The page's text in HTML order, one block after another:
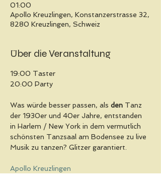
01:00
Apollo Kreuzlingen, Konstanzerstrasse 32,
8280 Kreuzlingen, Schweiz
Über die Veranstaltung
19:00 Taster
20:00 Party
Was würde besser passen, als den Tanz
der 1930er und 40er Jahre, entstanden
in Harlem / New York in dem vermutlich
schönsten Tanzsaal am Bodensee zu live
Musik zu tanzen? Glitzer garantiert.
Apollo Kreuzlingen